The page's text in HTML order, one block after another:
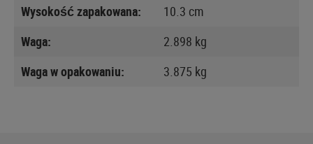
Wysokość zapakowana:
10.3 cm
Waga:
2.898 kg
Waga w opakowaniu:
3.875 kg